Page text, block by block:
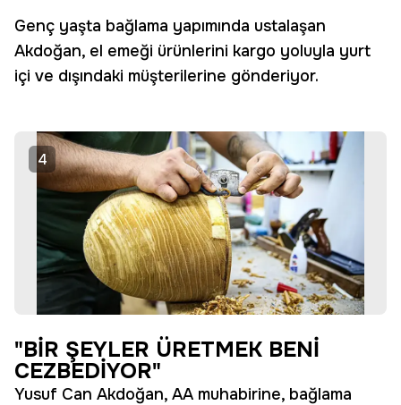
Genç yaşta bağlama yapımında ustalaşan
Akdoğan, el emeği ürünlerini kargo yoluyla yurt
içi ve dışındaki müşterilerine gönderiyor.
4
"BİR ŞEYLER ÜRETMEK BENİ
CEZBEDİYOR"
Yusuf Can Akdoğan, AA muhabirine, bağlama